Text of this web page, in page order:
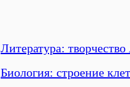
Литература:
Биология: строение